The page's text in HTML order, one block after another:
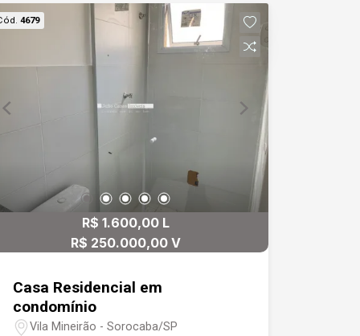
4679
R$ 1.600,00 L
R$ 250.000,00 V
Casa Residencial em
condomínio
Vila Mineirão - Sorocaba/SP